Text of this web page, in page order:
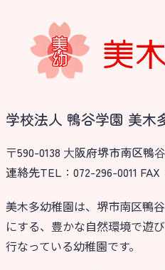
学校法人 鴨谷学園 美木
〒590-0138 ⼤阪府堺市南区鴨
連絡先TEL：072-296-0011 FAX
美木多幼稚園は、堺市南区鴨
にする、豊かな自然環境で遊
行なっている幼稚園です。